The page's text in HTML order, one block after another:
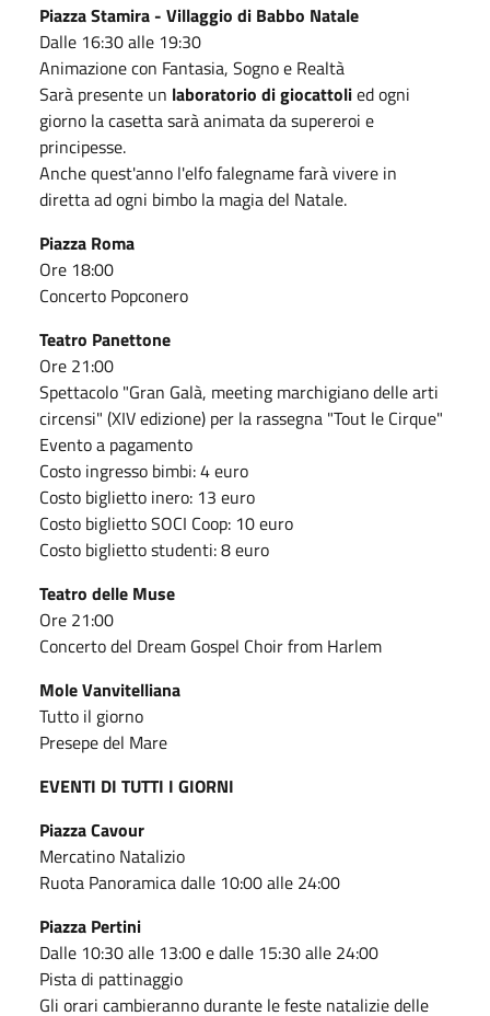
Piazza Stamira - Villaggio di Babbo Natale
Dalle 16:30 alle 19:30
Animazione con Fantasia, Sogno e Realtà
Sarà presente un laboratorio di giocattolied ogni
giorno la casetta sarà animata da supereroi e
principesse.
Anche quest'anno l'elfo falegname farà vivere in
diretta ad ogni bimbo la magia del Natale.
Piazza Roma
Ore 18:00
Concerto Popconero
Teatro Panettone
Ore 21:00
Spettacolo "Gran Galà, meeting marchigiano delle arti
circensi" (XIV edizione) per la rassegna "Tout le Cirque"
Evento a pagamento
Costo ingresso bimbi: 4 euro
Costo biglietto inero: 13 euro
Costo biglietto SOCI Coop: 10 euro
Costo biglietto studenti: 8 euro
Teatro delle Muse
Ore 21:00
Concerto del Dream Gospel Choir from Harlem
Mole Vanvitelliana
Tutto il giorno
Presepe del Mare
EVENTI DI TUTTI I GIORNI
Piazza Cavour
Mercatino Natalizio
Ruota Panoramica dalle 10:00 alle 24:00
Piazza Pertini
Dalle 10:30 alle 13:00 e dalle 15:30 alle 24:00
Pista di pattinaggio
Gli orari cambieranno durante le feste natalizie delle